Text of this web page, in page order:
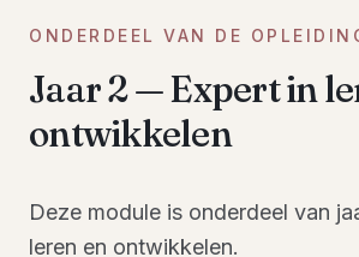
ONDERDEEL VAN DE
Jaar 2 — Expert in
ontwikkelen
Deze module is onderdeel van
leren en ontwikkelen.